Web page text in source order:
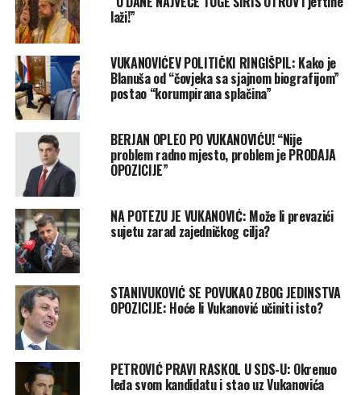
laži!”
VUKANOVIĆEV POLITIČKI RINGIŠPIL: Kako je
Blanuša od “čovjeka sa sjajnom biografijom”
postao “korumpirana splačina”
BERJAN OPLEO PO VUKANOVIĆU! “Nije
problem radno mjesto, problem je PRODAJA
OPOZICIJE”
NA POTEZU JE VUKANOVIĆ: Može li prevazići
sujetu zarad zajedničkog cilja?
STANIVUKOVIĆ SE POVUKAO ZBOG JEDINSTVA
OPOZICIJE: Hoće li Vukanović učiniti isto?
PETROVIĆ PRAVI RASKOL U SDS-U: Okrenuo
leđa svom kandidatu i stao uz Vukanovića